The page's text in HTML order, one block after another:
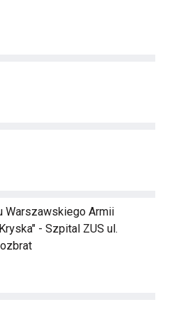
Warszawskiego Armii
- Szpital ZUS ul.